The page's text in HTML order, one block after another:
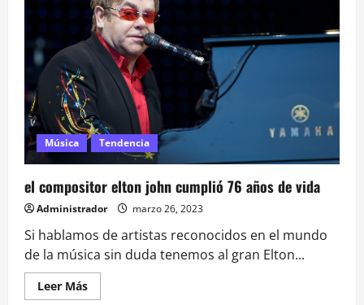
Música Tendencia
el compositor elton john cumplió 76 años de vida
Administrador marzo 26, 2023
Si hablamos de artistas reconocidos en el mundo
de la música sin duda tenemos al gran Elton...
Leer MásLeer
más